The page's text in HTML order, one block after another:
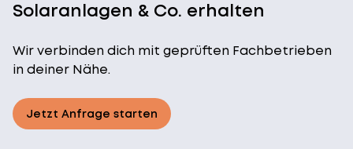
Solaranlagen & Co. erhalten
Wir verbinden dich mit geprüften Fachbetrieben
in deiner Nähe.
Jetzt Anfrage starten